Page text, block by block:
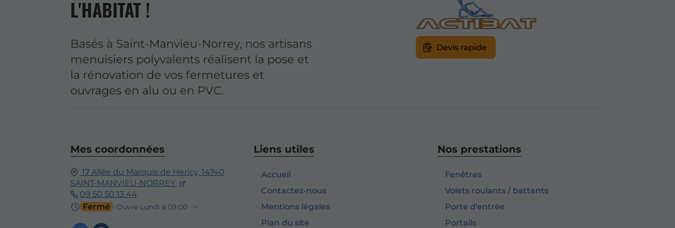
L'HABITAT !
Basés à Saint-Manvieu-Norrey, nos artisans
menuisiers polyvalents réalisent la pose et
la rénovation de vos fermetures et
ouvrages en alu ou en PVC.
Devis rapide
Mes coordonnées
17 Allée du Marquis de Hericy, 14740
SAINT-MANVIEU-NORREY
09 50 50 13 44
Fermé ⋅ Ouvre Lundi à 09:00
Liens utiles
Accueil
Contactez-nous
Mentions légales
Plan du site
Nos prestations
Fenêtres
Volets roulants / battants
Porte d'entrée
Portails